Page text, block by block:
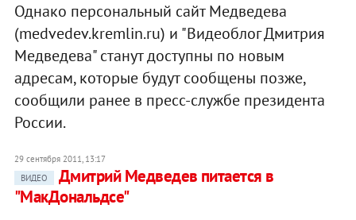
Однако персональный сайт Медведева
(medvedev.kremlin.ru) и "Видеоблог Дмитрия
Медведева" станут доступны по новым
адресам, которые будут сообщены позже,
сообщили ранее в пресс-службе президента
России.
29 сентября 2011, 13:17
ВИДЕО
Дмитрий Медведев питается в
"МакДональдсе"